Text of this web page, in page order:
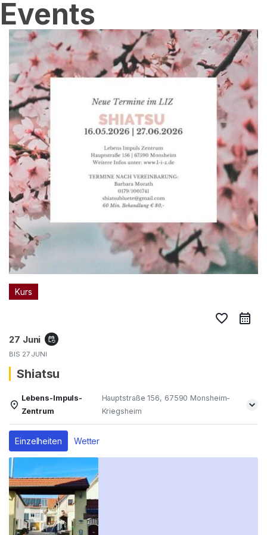
Events
Kurs
favorite_border
27 Juni event_repeat
BIS 27 JUNI
Shiatsu
Lebens-Impuls-
Zentrum
Hauptstraße 156, 67590 Monsheim-
Kriegsheim
Einzelheiten Wetter